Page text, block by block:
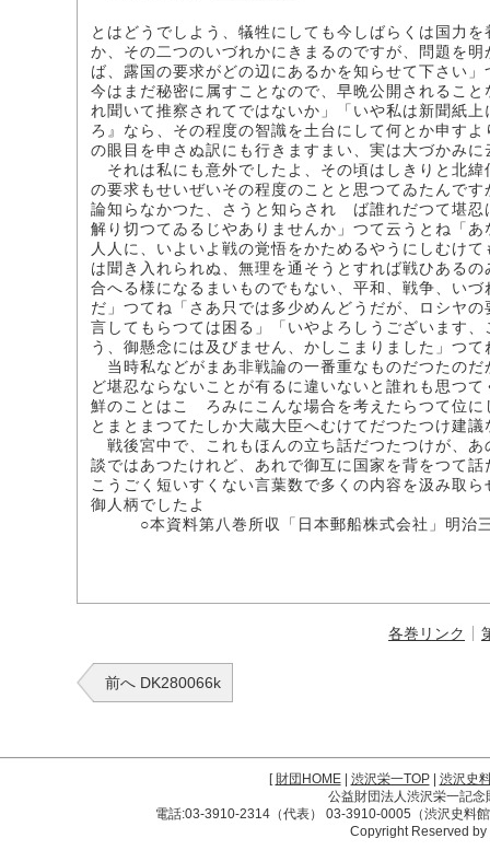
とはどうでしよう、犠牲にしても今しばらくは国力
か、その二つのいづれかにきまるのですが、問題を
ば、露国の要求がどの辺にあるかを知らせて下さい
今はまだ秘密に属すことなので、早晩公開されるこ
れ聞いて推察されてではないか」「いや私は新聞紙
ろ』なら、その程度の智識を土台にして何とか申す
の眼目を申さぬ訳にも行きますまい、実は大づかみ
それは私にも意外でしたよ、その頃はしきりと北
の要求もせいぜいその程度のことと思つてゐたんで
論知らなかつた、さうと知らされゝば誰れだつて堪
解り切つてゐるじやありませんか」つて云うとね「
人人に、いよいよ戦の覚悟をかためるやうにしむけ
は聞き入れられぬ、無理を通そうとすれば戦ひある
合へる様になるまいものでもない、平和、戦争、い
だ」つてね「さあ只では多少めんどうだが、ロシヤ
言してもらつては困る」「いやよろしうございます
う、御懸念には及びません、かしこまりました」つて
当時私などがまあ非戦論の一番重なものだつたの
ど堪忍ならないことが有るに違いないと誰れも思つ
鮮のことはこゝろみにこんな場合を考えたらつて位
とまとまつてたしか大蔵大臣へむけてだつたつけ建
戦後宮中で、これもほんの立ち話だつたつけが、
談ではあつたけれど、あれで御互に国家を背をつて
こうごく短いすくない言葉数で多くの内容を汲み取
御人柄でしたよ
○本資料第八巻所収「日本郵船株式会社」明治三
各巻リンク
前へ DK280066k
[財団HOME| 渋沢栄一TOP| 渋沢史
公益財団法人渋沢栄一記
電話:03-3910-2314（代表） 03-3910-0005（渋沢史料
Copyright Reserved